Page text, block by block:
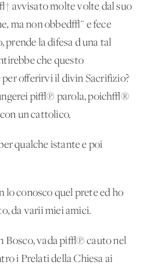
avvisato molte volte dal suo
ma non obbed√¨ e fece
prende la difesa d'una tal
che questo
offerirvi il divin Sacrifizio?
pi√π parola, poich√®
un cattolico.
qualche istante e poi
conosco quel prete ed ho
da varii miei amici.
Bosco, vada pi√π cauto nel
i Prelati della Chiesa ai